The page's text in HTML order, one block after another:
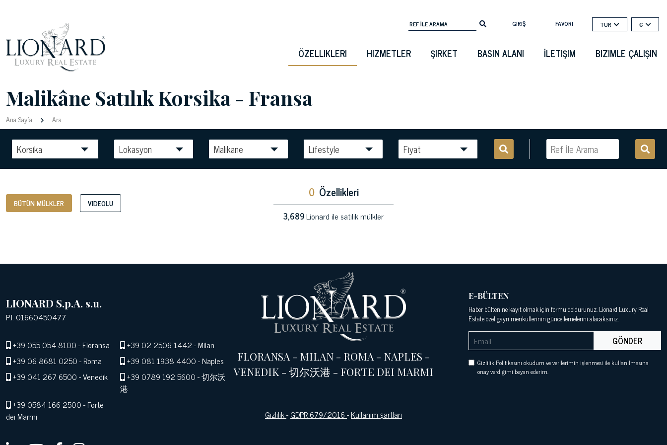
GIRIŞ FAVORI TUR €
ÖZELLIKLERI HIZMETLER ŞIRKET BASIN ALANI İLETIŞIM BIZIMLE ÇALIŞIN
Malikâne Satılık Korsika - Fransa
Ana Sayfa Ara
Korsika Lokasyon Malikane Lifestyle Fiyat
BÜTÜN MÜLKLER VIDEOLU
0 Özellikleri
3,689Lionard ile satılık mülkler
LIONARD S.p.A. s.u.
P.I. 01660450477
+39 055 054 8100- Floransa +39 02 2506 1442- Milan
+39 06 8681 0250- Roma +39 081 1938 4400- Naples
+39 041 267 6500- Venedik +39 0789 192 5600- 切尔沃
港
+39 0584 166 2500- Forte
dei Marmi
FLORANSA - MILAN - ROMA - NAPLES -
VENEDIK - 切尔沃港 - FORTE DEI MARMI
Gizlilik-GDPR 679/2016-Kullanım şartları
E-BÜLTEN
Haber bültenine kayıt olmak için formu doldurunuz. Lionard Luxury Real
Estate özel gayri menkullerinin güncellemelerini alacaksınız.
GÖNDER
Gizlilik Politikasını okudum ve verilerimin işlenmesi ile kullanılmasına
onay verdiğimi beyan ederim.